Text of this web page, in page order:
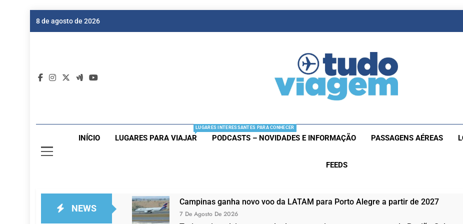
8 de agosto de 2026
INÍCIO LUGARES PARA VIAJAR
LUGARES INTERESSANTES PARA CONHECER
PODCASTS – NOVIDADES E INFORMAÇÃO PASSAGENS AÉREAS
FEEDS
NEWS
Campinas ganha novo voo da LATAM para Porto Alegre a partir de 2027
7 De Agosto De 2026